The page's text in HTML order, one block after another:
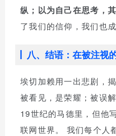
纵；以为自己在思考，其
了我们的信仰，我们也
八、结语：在被注视
埃切加赖用一出悲剧，
被看见，是荣耀；被误
19世纪的马德里，但他
联网世界。 我们每个人